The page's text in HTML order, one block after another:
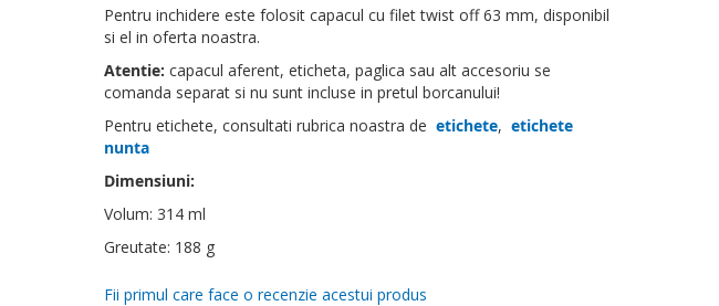
Pentru inchidere este folosit capacul cu filet twist off 63 mm, disponibil
si el in oferta noastra.
Atentie: capacul aferent, eticheta, paglica sau alt accesoriu se
comanda separat si nu sunt incluse in pretul borcanului!
Pentru etichete, consultati rubrica noastra de etichete, etichete
nunta
Dimensiuni:
Volum: 314 ml
Greutate: 188 g
Fii primul care face o recenzie acestui produs